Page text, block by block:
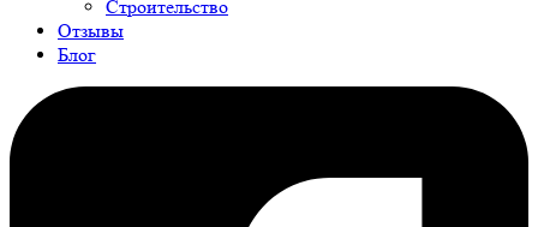
Строительство
Отзывы
Блог